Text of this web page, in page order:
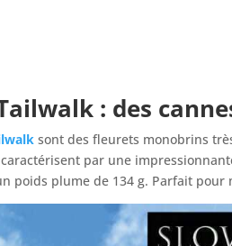
: des
sont des fleurets monobrins
par une
poids plume de 134 g. Parfait